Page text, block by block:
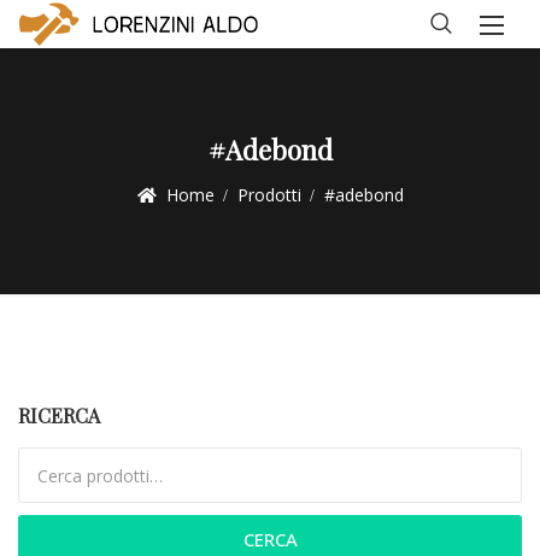
#adebond
Home Prodotti #adebond
RICERCA
CERCA